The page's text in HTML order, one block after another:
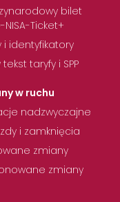
bilet
NISA-Ticket+
i identyfikatory
tekst taryfy i SPP
w ruchu
nadzwyczajne
i zamknięcia
zmiany
zmiany